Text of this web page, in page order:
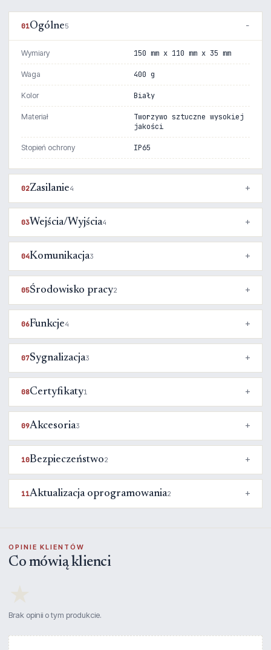
01Ogólne5
Wymiary 150 mm x 110 mm x 35 mm
Waga 400 g
Kolor Biały
Materiał
Tworzywo sztuczne wysokiej
jakości
Stopień ochrony IP65
02Zasilanie4
03Wejścia/Wyjścia4
04Komunikacja3
05Środowisko pracy2
06Funkcje4
07Sygnalizacja3
08Certyfikaty1
09Akcesoria3
10Bezpieczeństwo2
11Aktualizacja oprogramowania2
OPINIE KLIENTÓW
Co mówią klienci
Brak opinii o tym produkcie.